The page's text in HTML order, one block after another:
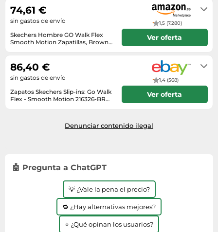
Skechers Hombre GO Walk Flex
Smooth Motion Zapatillas, Brown
1,5 (7.280)
74,61 €
sin gastos de envío
Ver oferta
Zapatos Skechers Slip-ins: Go Walk
Flex - Smooth Motion 216326-BRN
1,4 (568)
86,40 €
sin gastos de envío
Ver oferta
Denunciar contenido ilegal
🤖 Pregunta a ChatGPT
💡 ¿Vale la pena el precio?
🔁 ¿Hay alternativas mejores?
⭐ ¿Qué opinan los usuarios?